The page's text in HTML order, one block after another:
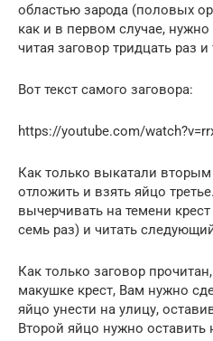
областью зарода (половых
как и в первом случае, нужно
читая заговор тридцать раз и
Вот текст самого заговора:
https://youtube.com/
Как только выкатали
отложить и взять яйцо
вычерчивать на темени
семь раз) и читать
Как только заговор
макушке крест, Вам нужно
яйцо унести на улицу,
Второй яйцо нужно оставить